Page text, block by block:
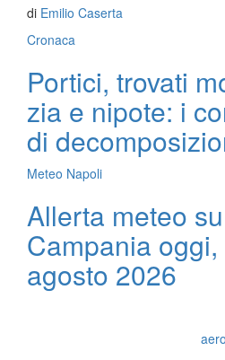
di Emilio Caserta
Cronaca
Portici, trovati
zia e nipote: i
di
Meteo Napoli
Allerta meteo
Campania
agosto 2026